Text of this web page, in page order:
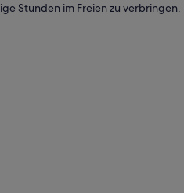
Stunden im Freien zu